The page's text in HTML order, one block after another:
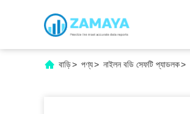
বাড়ি> পণ্য> নাইলন বডি সেফটি প্যাডলক>